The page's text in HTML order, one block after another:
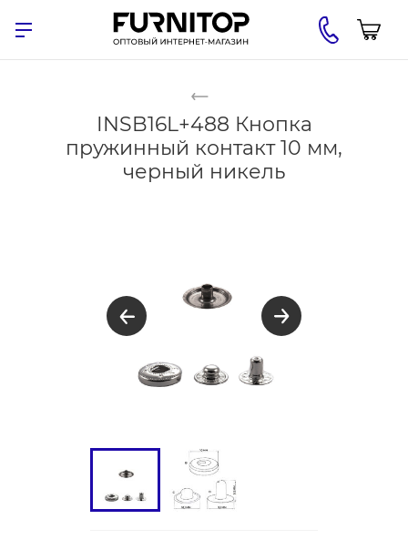
INSB16L+488 Кнопка
пружинный контакт 10 мм,
черный никель